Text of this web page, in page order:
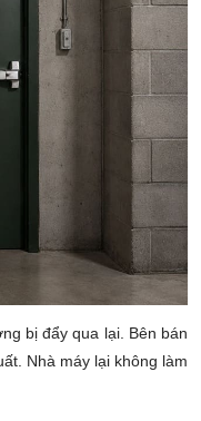
bị đẩy qua lại. Bên bán
Nhà máy lại không làm